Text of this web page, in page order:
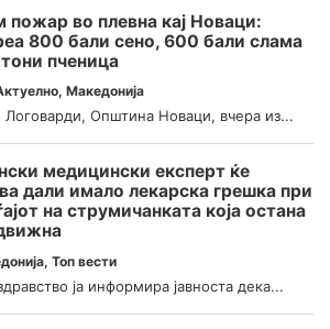
пожар во плевна кај Новаци:
800 бали сено, 600 бали слама
пченица
, Македонија
Логоварди, Општина Новаци, вчера из...
медицински експерт ќе
дали имало лекарска грешка при
на струмичанката која остана
, Топ вести
ја информира јавноста дека...